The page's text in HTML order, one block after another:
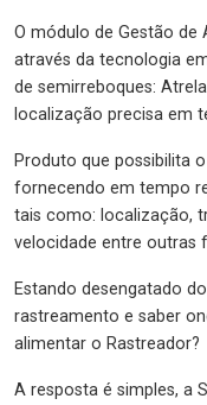
O módulo de Gestão
através da tecnologia
de semirreboques:
localização precisa em
Produto que possibilita
fornecendo em tempo
tais como: localização,
velocidade entre outras
Estando desengatado
rastreamento e saber
alimentar o Rastreador?
A resposta é simples, a